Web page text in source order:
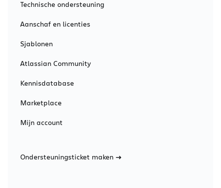
Technische ondersteuning
Aanschaf en licenties
Sjablonen
Atlassian Community
Kennisdatabase
Marketplace
Mijn account
Ondersteuningsticket maken